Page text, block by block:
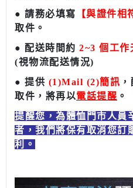
● 請務必填寫 【與證件
取件。
● 配送時間約 2~3 個工作
(視物流配送情況)
● 提供 (1)Mail (2)簡訊
取件，將再以電話提醒 。
提醒您，為體恤門市人員
者，我們將保有取消您訂
利。